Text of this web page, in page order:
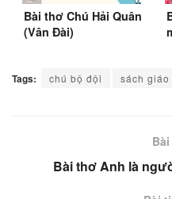
Bài thơ Chú Hải Quân
(Vân Đài)
Tags: chú bộ đội sách giáo
Bài thơ Anh là